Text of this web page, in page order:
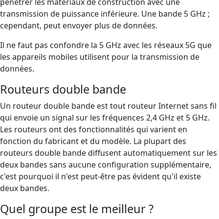
transmission de puissance inférieure. Une bande 5 GHz ;
cependant, peut envoyer plus de données.
Il ne faut pas confondre la 5 GHz avec les réseaux 5G que
les appareils mobiles utilisent pour la transmission de
données.
Routeurs double bande
Un routeur double bande est tout routeur Internet sans fil
qui envoie un signal sur les fréquences 2,4 GHz et 5 GHz.
Les routeurs ont des fonctionnalités qui varient en
fonction du fabricant et du modèle. La plupart des
routeurs double bande diffusent automatiquement sur les
deux bandes sans aucune configuration supplémentaire,
c'est pourquoi il n'est peut-être pas évident qu'il existe
deux bandes.
Quel groupe est le meilleur ?